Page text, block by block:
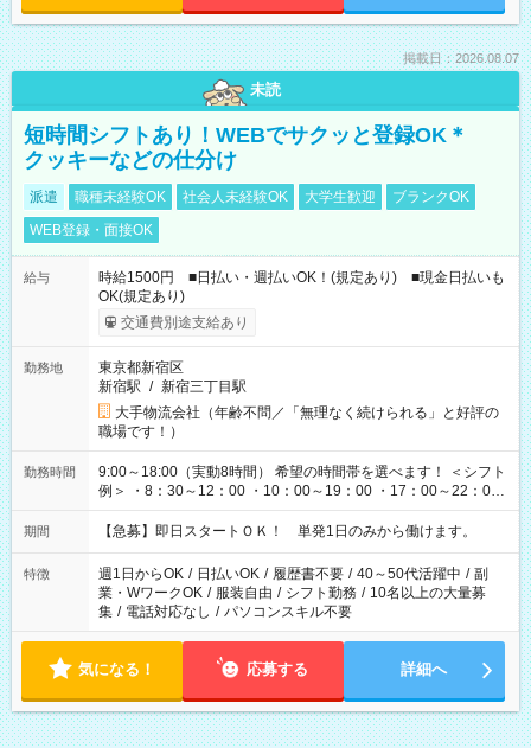
掲載日：2026.08.07
未読
短時間シフトあり！WEBでサクッと登録OK＊
クッキーなどの仕分け
派遣 職種未経験OK 社会人未経験OK 大学生歓迎
ブランクOK
WEB登録・面接OK
給与
時給1500円 ■日払い・週払いOK！(規定あり) ■現金日払いも
OK(規定あり)
交通費別途支給あり
勤務地
東京都新宿区
新宿駅 / 新宿三丁目駅
大手物流会社（年齢不問／「無理なく続けられる」と好評の
職場です！）
勤務時間
9:00～18:00（実動8時間） 希望の時間帯を選べます！ ＜シフト
例＞ ・8：30～12：00 ・10：00～19：00 ・17：00～22：00
・13：00～22：00 ・22：00～翌6：00 など
期間 【急募】即日スタートＯＫ！ 単発1日のみから働けます。
特徴 週1日からOK / 日払いOK / 履歴書不要 / 40～50代活躍中 / 副
業・WワークOK / 服装自由 / シフト勤務 / 10名以上の大量募
集 / 電話対応なし / パソコンスキル不要
気になる！ 応募する 詳細へ